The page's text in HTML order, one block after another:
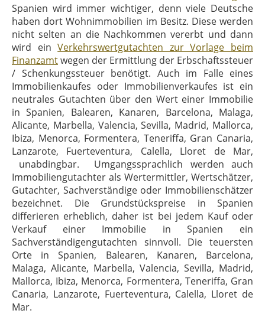
Spanien wird immer wichtiger, denn viele Deutsche
haben dort Wohnimmobilien im Besitz. Diese werden
nicht selten an die Nachkommen vererbt und dann
wird einVerkehrswertgutachten zur Vorlage beim
Finanzamtwegen der Ermittlung der Erbschaftssteuer
/ Schenkungssteuer benötigt. Auch im Falle eines
Immobilienkaufes oder Immobilienverkaufes ist ein
neutrales Gutachten über den Wert einer Immobilie
in Spanien, Balearen, Kanaren, Barcelona, Malaga,
Alicante, Marbella, Valencia, Sevilla, Madrid, Mallorca,
Ibiza, Menorca, Formentera, Teneriffa, Gran Canaria,
Lanzarote, Fuerteventura, Calella, Lloret de Mar,
unabdingbar. Umgangssprachlich werden auch
Immobiliengutachter als Wertermittler, Wertschätzer,
Gutachter, Sachverständige oder Immobilienschätzer
bezeichnet. Die Grundstückspreise in Spanien
differieren erheblich, daher ist bei jedem Kauf oder
Verkauf einer Immobilie in Spanien ein
Sachverständigengutachten sinnvoll. Die teuersten
Orte in Spanien, Balearen, Kanaren, Barcelona,
Malaga, Alicante, Marbella, Valencia, Sevilla, Madrid,
Mallorca, Ibiza, Menorca, Formentera, Teneriffa, Gran
Canaria, Lanzarote, Fuerteventura, Calella, Lloret de
Mar.